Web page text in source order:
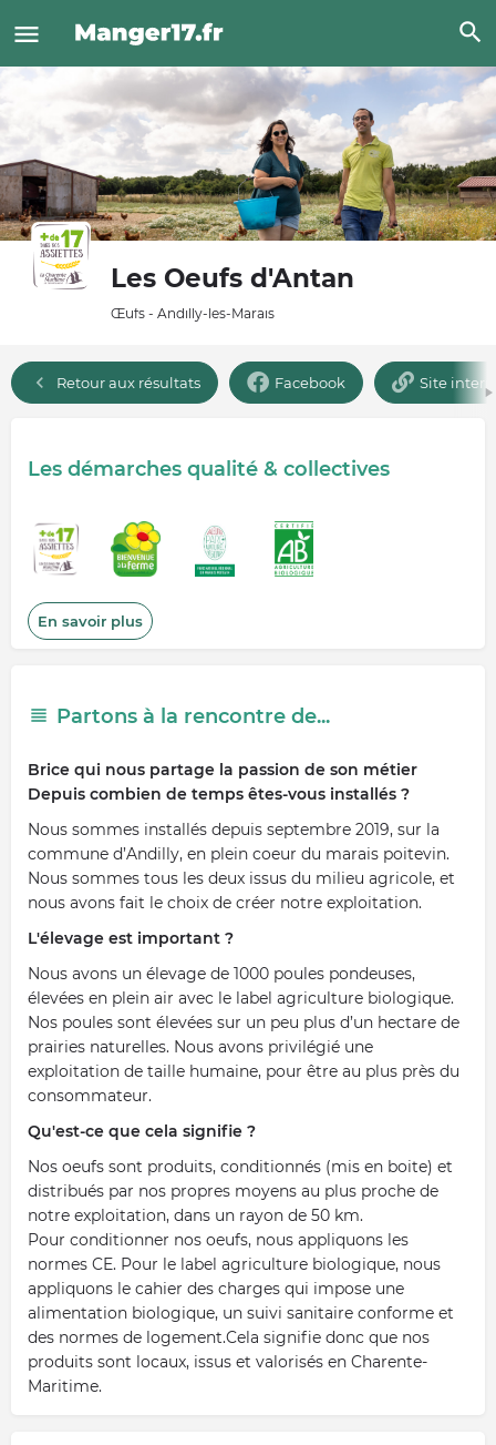
Les Oeufs d'Antan
Œufs - Andilly-les-Marais
Retour aux résultats Facebook Site
Les démarches qualité & collectives
En savoir plus
Partons à la rencontre de...
Brice qui nous partage la passion de son métier
Depuis combien de temps êtes-vous installés ?
Nous sommes installés depuis septembre 2019, sur la
commune d’Andilly, en plein coeur du marais poitevin.
Nous sommes tous les deux issus du milieu agricole, et
nous avons fait le choix de créer notre exploitation.
L'élevage est important ?
Nous avons un élevage de 1000 poules pondeuses,
élevées en plein air avec le label agriculture biologique.
Nos poules sont élevées sur un peu plus d’un hectare de
prairies naturelles. Nous avons privilégié une
exploitation de taille humaine, pour être au plus près du
consommateur.
Qu'est-ce que cela signifie ?
Nos oeufs sont produits, conditionnés (mis en boite) et
distribués par nos propres moyens au plus proche de
notre exploitation, dans un rayon de 50 km.
Pour conditionner nos oeufs, nous appliquons les
normes CE. Pour le label agriculture biologique, nous
appliquons le cahier des charges qui impose une
alimentation biologique, un suivi sanitaire conforme et
des normes de logement.Cela signifie donc que nos
produits sont locaux, issus et valorisés en Charente-
Maritime.